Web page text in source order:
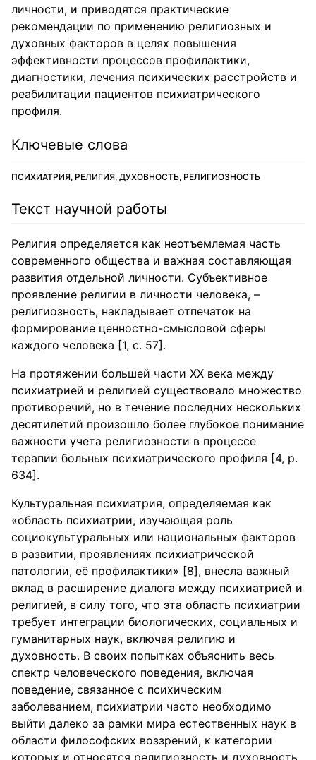
личности, и приводятся практические
рекомендации по применению религиозных и
духовных факторов в целях повышения
эффективности процессов профилактики,
диагностики, лечения психических расстройств и
реабилитации пациентов психиатрического
профиля.
Ключевые слова
ПСИХИАТРИЯ, РЕЛИГИЯ, ДУХОВНОСТЬ, РЕЛИГИОЗНОСТЬ
Текст научной работы
Религия определяется как неотъемлемая часть
современного общества и важная составляющая
развития отдельной личности. Субъективное
проявление религии в личности человека, –
религиозность, накладывает отпечаток на
формирование ценностно-смысловой сферы
каждого человека [1, с. 57].
На протяжении большей части XX века между
психиатрией и религией существовало множество
противоречий, но в течение последних нескольких
десятилетий произошло более глубокое понимание
важности учета религиозности в процессе
терапии больных психиатрического профиля [4, р.
634].
Культуральная психиатрия, определяемая как
«область психиатрии, изучающая роль
социокультуральных или национальных факторов
в развитии, проявлениях психиатрической
патологии, её профилактики» [8], внесла важный
вклад в расширение диалога между психиатрией и
религией, в силу того, что эта область психиатрии
требует интеграции биологических, социальных и
гуманитарных наук, включая религию и
духовность. В своих попытках объяснить весь
спектр человеческого поведения, включая
поведение, связанное с психическим
заболеванием, психиатрии часто необходимо
выйти далеко за рамки мира естественных наук в
области философских воззрений, к категории
которых и относятся религиозность и духовность